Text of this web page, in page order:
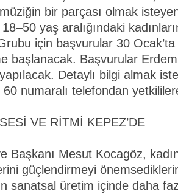
bir parçası olmak
yaş aralığındaki
için başvurular 30
başlanacak. Başvurular
Detaylı bilgi almak
numaralı telefondan
VE RİTMİ KEPEZ’DE
Başkanı Mesut Kocagöz,
güçlendirmeyi
sanatsal üretim içinde daha